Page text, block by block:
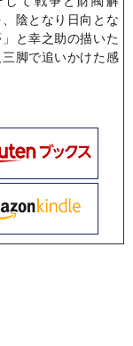
陰となり日向とな
と幸之助の描いた
脚で追いかけた感